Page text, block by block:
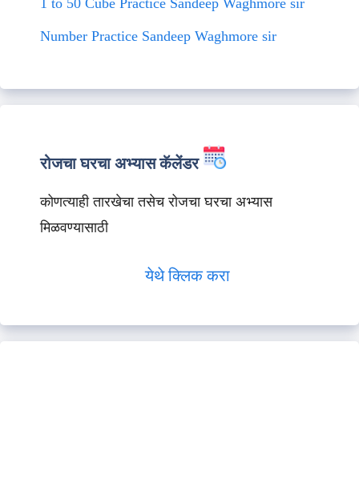
1 to 50 Cube Practice Sandeep Waghmore sir
Number Practice Sandeep Waghmore sir
रोजचा घरचा अभ्यास कॅलेंडर
कोणत्याही तारखेचा तसेच रोजचा घरचा अभ्यास
मिळवण्यासाठी
येथे क्लिक करा